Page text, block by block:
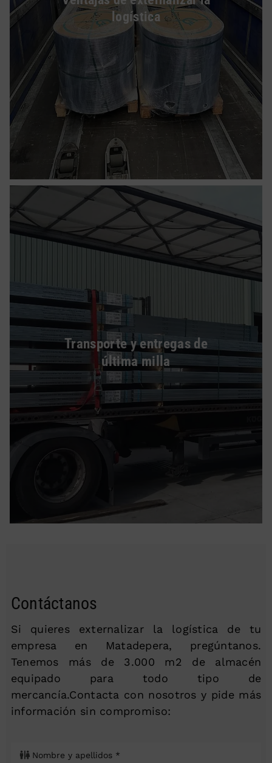
logística
Transporte y entregas de
última milla
Contáctanos
Si quieres externalizar la logística de tu
empresa en Matadepera, pregúntanos.
Tenemos más de 3.000 m2 de almacén
equipado para todo tipo de
mercancía.Contacta con nosotros y pide más
información sin compromiso: